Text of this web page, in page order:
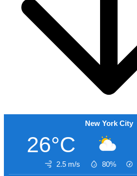
New York City
26°C
2.5 m/s 80%